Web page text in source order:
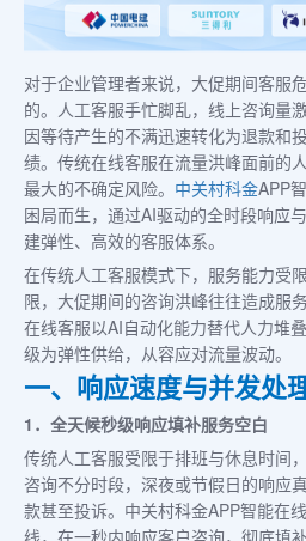
对于企业管理者来说，大促期间客服
的。人工客服手忙脚乱，线上咨询量
因等待产生的不满迅速转化为退款和
绩。传统在线客服在流量洪峰面前的
最大的不确定风险。 中关村科金APP
困局而生，通过AI驱动的全时段响应
建弹性、高效的客服体系。
在传统人工客服模式下，服务能力受
限，大促期间的咨询洪峰往往造成服
在线客服以AI自动化能力替代人力堆
级为弹性供给，从容应对流量波动。
一、响应速度与并发处
1．全天候秒级响应填补服务空白
传统人工客服受限于排班与休息时间
咨询不分时段，深夜或节假日的响应
款甚至投诉。中关村科金APP智能在
线，在一秒内响应客户咨询，彻底填